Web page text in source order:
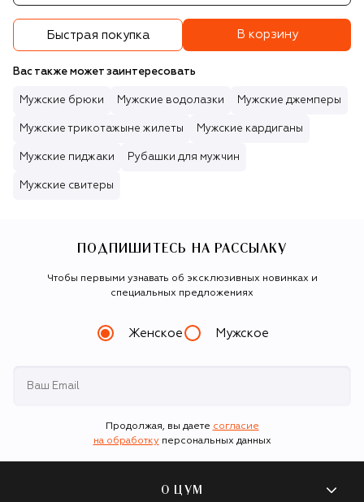
Быстрая покупка В корзину
Вас также может заинтересовать
Мужские брюки Мужские водолазки Мужские джемперы
Мужские трикотажыне жилеты Мужские кардиганы
Мужские пиджаки Рубашки для мужчин
Мужские свитеры
ПОДПИШИТЕСЬ НА РАССЫЛКУ
Чтобы первыми узнавать об эксклюзивных новинках и
специальных предложениях
Женское Мужское
Продолжая, вы даете согласие
на обработку персональных данных
О ЦУМ